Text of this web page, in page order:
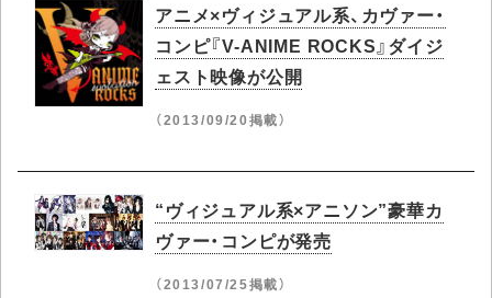
アニメ×ヴィジュアル系、カヴァー・
コンピ『V-ANIME ROCKS』ダイジ
ェスト映像が公開
（2013/09/20掲載）
“ヴィジュアル系×アニソン”豪華カ
ヴァー・コンピが発売
（2013/07/25掲載）